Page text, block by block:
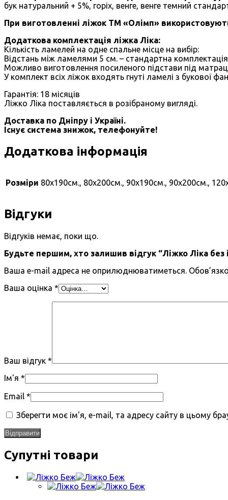
бук натуральний + 5%, горіх, венге, венге темний
При виготовленні ліжок ТМ «Олімп»
Додаткова комплектація ліжка Ліка:
Кількість ламелей на одне спальне місце на вибір:
Відстань між ламелями 5 см. – стандартна комплектація
Можливо виготовлення посиленого підстави під
У комплект всіх ліжок входять гнуті ламелі з букової
Гарантія: 18 місяців
Ліжко Ліка поставляється в розібраному вигляді.
Доставка по Дніпру і Україні.
Існує система знижок, телефонуйте!
Додаткова інформація
Розміри 80х190см., 80х200см., 90х190см., 90х200см.,
Відгуки
Відгуків немає, поки що.
Будьте першим, хто залишив відгук “Ліжко Ліка без
Ваша e-mail адреса не оприлюднюватиметься.
Ваша оцінка *
Ваш відгук *
Ім'я *
Email *
Зберегти моє ім'я, e-mail, та адресу сайту в цьому
Супутні товари